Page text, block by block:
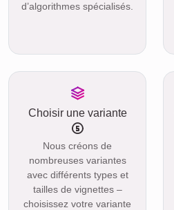
d’algorithmes spécialisés.
Choisir une variante
Nous créons de
nombreuses variantes
avec différents types et
tailles de vignettes –
choisissez votre variante